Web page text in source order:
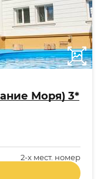
Моря) 3*
2-x мест. номер